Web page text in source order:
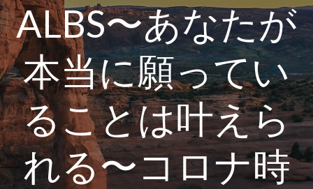
プ
ALBS〜あなたが
本当に願ってい
ることは叶えら
れる〜コロナ時